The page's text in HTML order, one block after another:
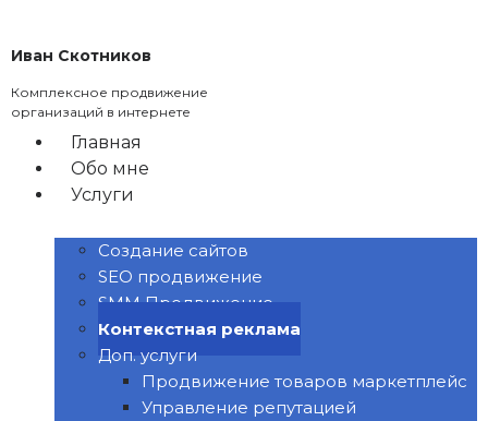
содержимому
Иван Скотников
Комплексное продвижение
организаций в интернете
Главная
Обо мне
Услуги
Создание сайтов
SEO продвижение
SMM Продвижение
Контекстная реклама
Доп. услуги
Продвижение товаров маркетплейс
Управление репутацией